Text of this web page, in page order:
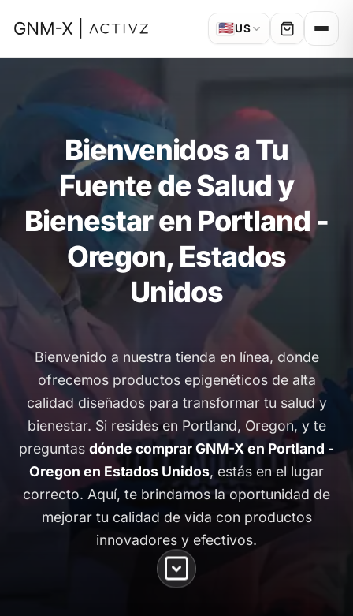
🇺🇸US
Bienvenidos a Tu
Fuente de Salud y
Bienestar en Portland -
Oregon, Estados
Unidos
Bienvenido a nuestra tienda en línea, donde
ofrecemos productos epigenéticos de alta
calidad diseñados para transformar tu salud y
bienestar. Si resides en Portland, Oregon, y te
preguntas dónde comprar GNM-X en Portland -
Oregon en Estados Unidos, estás en el lugar
correcto. Aquí, te brindamos la oportunidad de
mejorar tu calidad de vida con productos
innovadores y efectivos.